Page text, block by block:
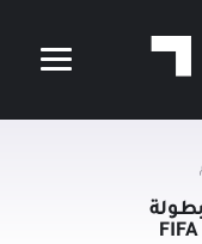
كأس العالم تحت 17 سنة FIFA